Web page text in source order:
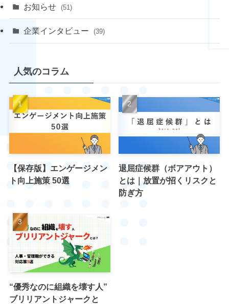
お知らせ (51)
企業インタビュー (39)
人気のコラム
【保存版】エンゲージメン
ト向上施策 50選
退屈症候群（ボアアウト）
とは｜放置が招くリスクと
防ぎ方
“優秀なのに組織を壊す人”
ブリリアントジャークと